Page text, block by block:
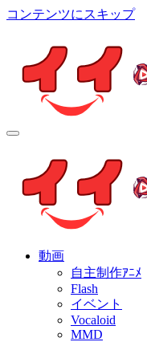
コンテンツにスキップ
個人制作アニメを中心
動画
自主制作ｱﾆﾒ
Flash
イベント
Vocaloid
MMD